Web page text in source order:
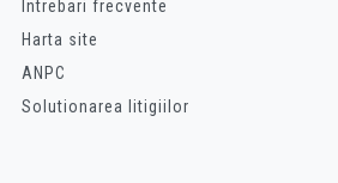
Intrebari frecvente
Harta site
ANPC
Solutionarea litigiilor